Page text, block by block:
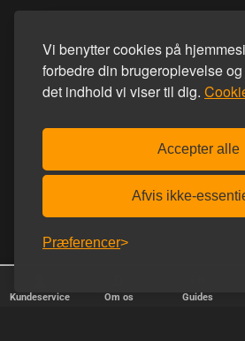
Vi benytter cookies på
forbedre din brugeroplevelse
det indhold vi viser til dig.
Accepter alle
Afvis ikke-
Præferencer
Kundeservice Om os Guides